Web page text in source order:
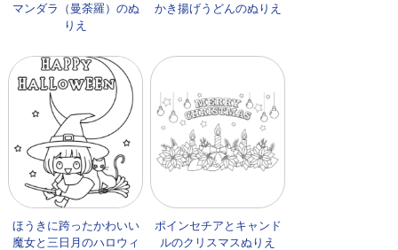
マンダラ（曼荼羅）のぬ
りえ
かき揚げうどんのぬりえ
ほうきに跨ったかわいい
魔女と三日月のハロウィ
ポインセチアとキャンド
ルのクリスマスぬりえ